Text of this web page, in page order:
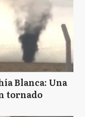
Blanca: Una
tornado